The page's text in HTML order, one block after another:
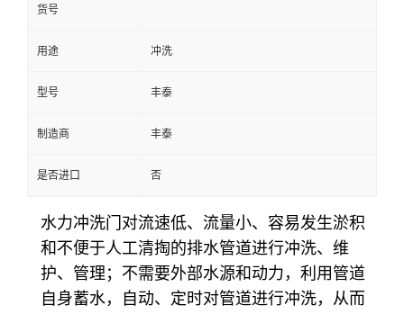
货号
用途 冲洗
型号 丰泰
制造商 丰泰
是否进口 否
水力冲洗门对流速低、流量小、容易发生淤积
和不便于人工清掏的排水管道进行冲洗、维
护、管理；不需要外部水源和动力，利用管道
自身蓄水，自动、定时对管道进行冲洗，从而